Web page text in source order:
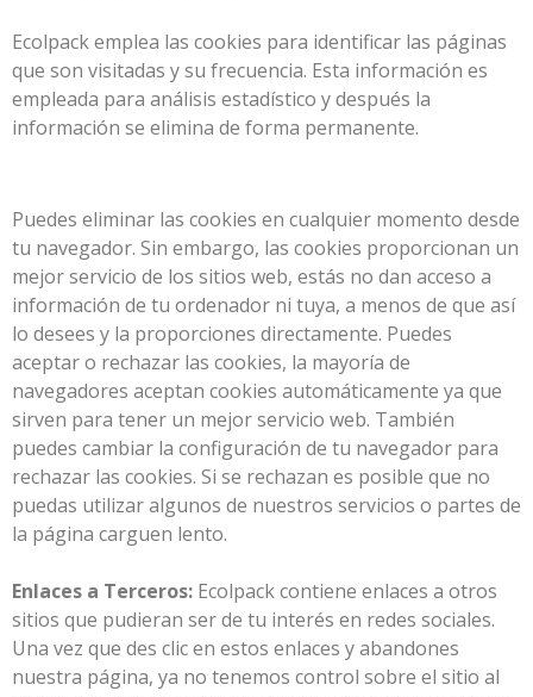
Ecolpack emplea las cookies para identificar las páginas
que son visitadas y su frecuencia. Esta información es
empleada para análisis estadístico y después la
información se elimina de forma permanente.
Puedes eliminar las cookies en cualquier momento desde
tu navegador. Sin embargo, las cookies proporcionan un
mejor servicio de los sitios web, estás no dan acceso a
información de tu ordenador ni tuya, a menos de que así
lo desees y la proporciones directamente. Puedes
aceptar o rechazar las cookies, la mayoría de
navegadores aceptan cookies automáticamente ya que
sirven para tener un mejor servicio web. También
puedes cambiar la configuración de tu navegador para
rechazar las cookies. Si se rechazan es posible que no
puedas utilizar algunos de nuestros servicios o partes de
la página carguen lento.
Enlaces a Terceros: Ecolpack contiene enlaces a otros
sitios que pudieran ser de tu interés en redes sociales.
Una vez que des clic en estos enlaces y abandones
nuestra página, ya no tenemos control sobre el sitio al